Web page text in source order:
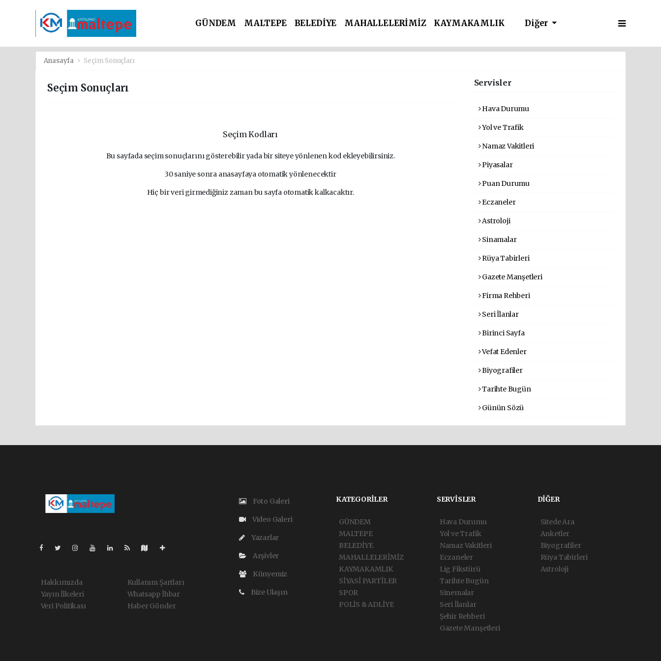
GÜNDEM MALTEPE BELEDİYE MAHALLELERİMİZ
KAYMAKAMLIK
Diğer
Anasayfa Seçim Sonuçları
Seçim Sonuçları
Seçim Kodları
Bu sayfada seçim sonuçlarını gösterebilir yada bir siteye yönlenen kod ekleyebilirsiniz.
30 saniye sonra anasayfaya otomatik yönlenecektir
Hiç bir veri girmediğiniz zaman bu sayfa otomatik kalkacaktır.
Servisler
Hava Durumu
Yol ve Trafik
Namaz Vakitleri
Piyasalar
Puan Durumu
Eczaneler
Astroloji
Sinamalar
Rüya Tabirleri
Gazete Manşetleri
Firma Rehberi
Seri İlanlar
Birinci Sayfa
Vefat Edenler
Biyografiler
Tarihte Bugün
Günün Sözü
Hakkımızda
Yayın İlkeleri
Veri Politikası
Kullanım Şartları
Whatsapp İhbar
Haber Gönder
Foto Galeri
Video Galeri
Yazarlar
Arşivler
Künyemiz
Bize Ulaşın
KATEGORİLER
GÜNDEM
MALTEPE
BELEDİYE
MAHALLELERİMİZ
KAYMAKAMLIK
SİYASİ PARTİLER
SPOR
POLİS & ADLİYE
SERVİSLER
Hava Durumu
Yol ve Trafik
Namaz Vakitleri
Eczaneler
Lig Fikstürü
Tarihte Bugün
Sinemalar
Seri İlanlar
Şehir Rehberi
Gazete Manşetleri
DİĞER
Sitede Ara
Anketler
Biyografiler
Rüya Tabirleri
Astroloji